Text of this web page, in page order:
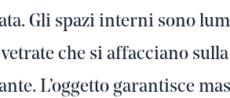
Gli spazi interni sono
che si affacciano
L’oggetto garantisce